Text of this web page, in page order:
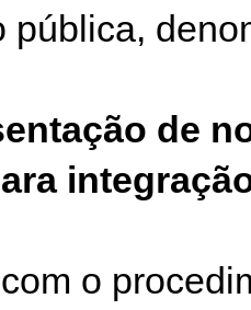
pública,
de
o